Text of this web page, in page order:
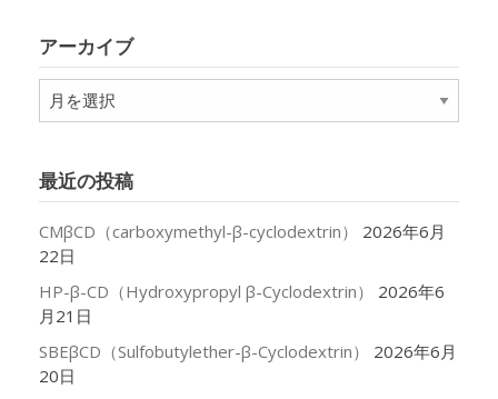
ー
アーカイブ
ア
ー
ブ
最近の投稿
CMβCD（carboxymethyl-β-cyclodextrin）
2026年6月
22日
HP-β-CD（Hydroxypropyl β-Cyclodextrin）
2026年6
月21日
SBEβCD（Sulfobutylether-β-Cyclodextrin）
2026年6月
20日